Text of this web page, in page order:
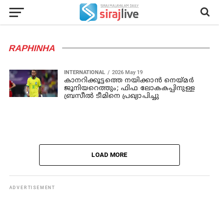
RAPHINHA
INTERNATIONAL 2026 May 19
കാനറിക്കൂട്ടത്തെ നയിക്കാന്‍ നെയ്മര്‍
ജൂനിയറെത്തും; ഫിഫ ലോകകപ്പിനുള്ള
ബ്രസീല്‍ ടീമിനെ പ്രഖ്യാപിച്ചു
LOAD MORE
ADVERTISEMENT